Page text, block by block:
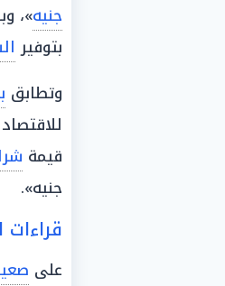
جنيه»،
بتوفير
وتطابق
قيمة
جنيه».
قراءات
على